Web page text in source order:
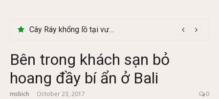
Cây Ráy khổng lồ tại vườn Quốc gia Cúc Phương
Bên trong khách sạn bỏ
hoang đầy bí ẩn ở Bali
msbich October 23, 2017 0